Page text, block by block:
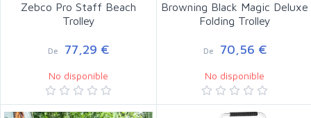
Zebco Pro Staff Beach
Trolley
De 77,29 €
No disponible
Browning Black Magic Deluxe
Folding Trolley
De 70,56 €
No disponible